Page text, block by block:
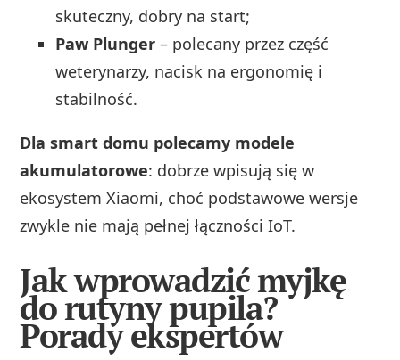
skuteczny, dobry na start;
Paw Plunger – polecany przez część
weterynarzy, nacisk na ergonomię i
stabilność.
Dla smart domu polecamy modele
akumulatorowe: dobrze wpisują się w
ekosystem Xiaomi, choć podstawowe wersje
zwykle nie mają pełnej łączności IoT.
Jak wprowadzić myjkę
do rutyny pupila?
Porady ekspertów